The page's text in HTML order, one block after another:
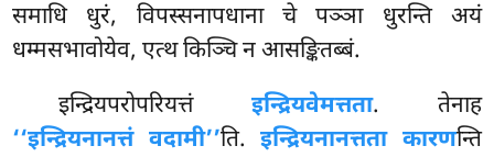
समाधि धुरं, विपस्सनापधाना चे पञ्ञा धुरन्ति अयं
धम्मसभावोयेव, एत्थ किञ्चि न आसङ्कितब्बं.
इन्द्रियपरोपरियत्तं इन्द्रियवेमत्तता. तेनाह
‘‘इन्द्रियनानत्तं वदामी’’ति.इन्द्रियनानत्तता कारणन्ति